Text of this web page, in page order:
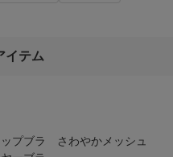
イテム
プブラ さわやかメッシュ